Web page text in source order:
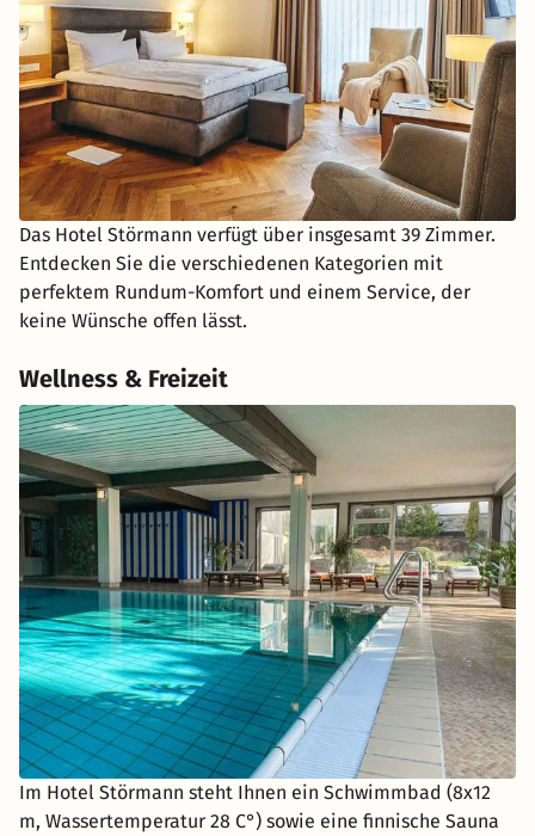
Das Hotel Störmann verfügt über insgesamt 39 Zimmer.
Entdecken Sie die verschiedenen Kategorien mit
perfektem Rundum-Komfort und einem Service, der
keine Wünsche offen lässt.
Wellness & Freizeit
Im Hotel Störmann steht Ihnen ein Schwimmbad (8x12
m, Wassertemperatur 28 C°) sowie eine finnische Sauna